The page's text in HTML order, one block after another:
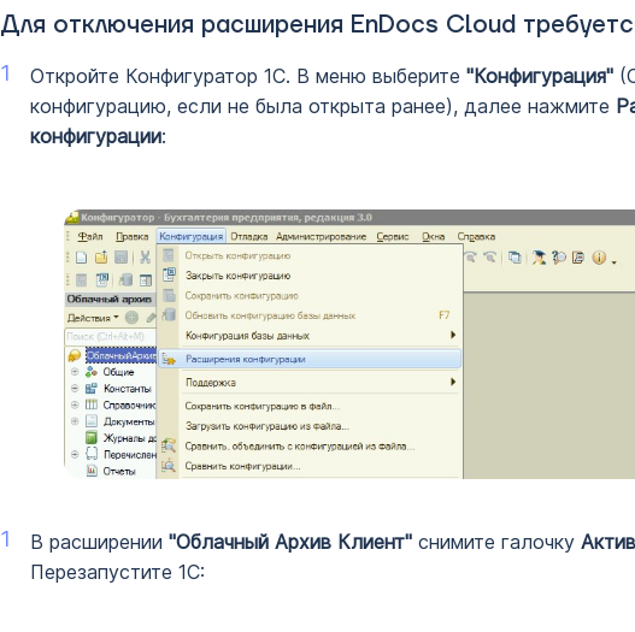
Для отключения расширения EnDocs Cloud
Откройте Конфигуратор 1С. В меню выберите "Конфигурация"
конфигурацию, если не была открыта ранее), далее нажмите
конфигурации:
В расширении "Облачный Архив Клиент"снимите галочку
Перезапустите 1С: